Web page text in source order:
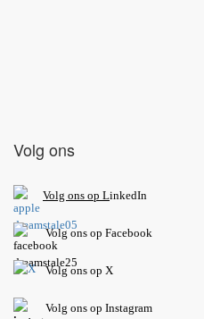
Volg ons
Volg ons op LinkedIn
Volg ons op Facebook
Volg ons op X
Volg ons op Instagram